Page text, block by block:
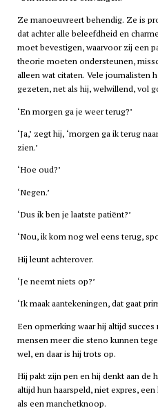
Ze manoeuvreert behendig. Ze is
dat achter alle beleefdheid en
moet bevestigen, waarvoor zij een
theorie moeten ondersteunen,
alleen wat citaten. Vele journalisten
gezeten, net als hij, welwillend, vol
‘En morgen ga je weer terug?’
‘Ja,’ zegt hij, ‘morgen ga ik terug
zien.’
‘Hoe oud?’
‘Negen.’
‘Dus ik ben je laatste patiënt?’
‘Nou, ik kom nog wel eens terug,
Hij leunt achterover.
‘Je neemt niets op?’
‘Ik maak aantekeningen, dat gaat
Een opmerking waar hij altijd
mensen meer die steno kunnen
wel, en daar is hij trots op.
Hij pakt zijn pen en hij denkt aan de
altijd hun haarspeld, niet expres,
als een manchetknoop.